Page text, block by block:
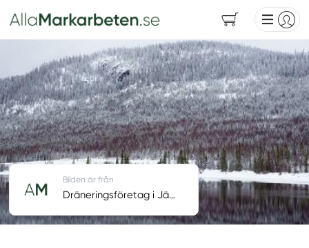
Bilden är från
Dräneringsföretag i Jämtland